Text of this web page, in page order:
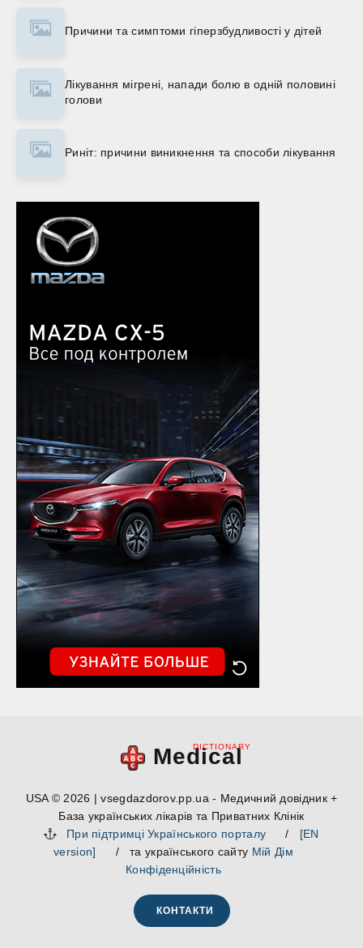
Причини та симптоми гіперзбудливості у дітей
Лікування мігрені, напади болю в одній половині
голови
Риніт: причини виникнення та способи лікування
Medical
DICTIONARY
USA © 2026 | vsegdazdorov.pp.ua - Медичний довідник +
База українських лікарів та Приватних Клінік
При підтримці Українського порталу
/ [EN
version]
/ та українського сайту Мій Дім
Конфіденційність
КОНТАКТИ